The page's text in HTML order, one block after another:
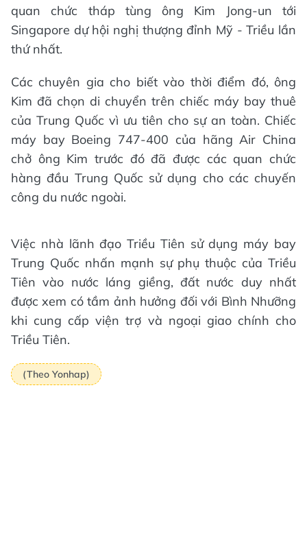
quan chức tháp tùng ông Kim Jong-un tới
Singapore dự hội nghị thượng đỉnh Mỹ - Triều lần
thứ nhất.
Các chuyên gia cho biết vào thời điểm đó, ông
Kim đã chọn di chuyển trên chiếc máy bay thuê
của Trung Quốc vì ưu tiên cho sự an toàn. Chiếc
máy bay Boeing 747-400 của hãng Air China
chở ông Kim trước đó đã được các quan chức
hàng đầu Trung Quốc sử dụng cho các chuyến
công du nước ngoài.
Việc nhà lãnh đạo Triều Tiên sử dụng máy bay
Trung Quốc nhấn mạnh sự phụ thuộc của Triều
Tiên vào nước láng giềng, đất nước duy nhất
được xem có tầm ảnh hưởng đối với Bình Nhưỡng
khi cung cấp viện trợ và ngoại giao chính cho
Triều Tiên.
(Theo Yonhap)